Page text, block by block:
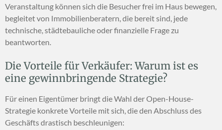
Veranstaltung können sich die Besucher frei im Haus bewegen,
begleitet von Immobilienberatern, die bereit sind, jede
technische, städtebauliche oder finanzielle Frage zu
beantworten.
Die Vorteile für Verkäufer: Warum ist es
eine gewinnbringende Strategie?
Für einen Eigentümer bringt die Wahl der Open-House-
Strategie konkrete Vorteile mit sich, die den Abschluss des
Geschäfts drastisch beschleunigen: